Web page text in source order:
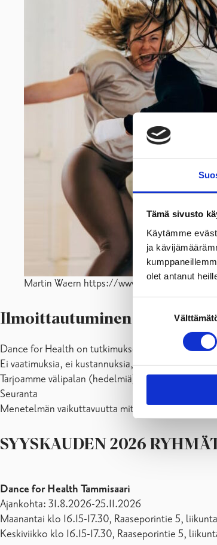
Tämä sivusto
Käytämme
ja
olet antanut
Martin Waern https://www.waern.one
Ilmoittautuminen syksyn
Dance for Health on tutkimukseen perustuva
Ei vaatimuksia, ei kustannuksia, eikä esityksiä.
Tarjoamme välipalan (hedelmiä) jokaisen
Seuranta
Menetelmän vaikuttavuutta mitataan anonyymien
SYYSKAUDEN 2026
Dance for Health Tammisaari
Ajankohta: 31.8.2026-25.11.2026
Maanantai klo 16.15-17.30, Raaseporintie 5,
Keskiviikko klo 16.15-17.30, Raaseporintie 5,